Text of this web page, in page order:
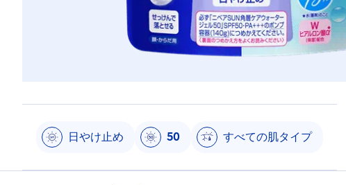
日やけ止め 50 すべての肌タイプ